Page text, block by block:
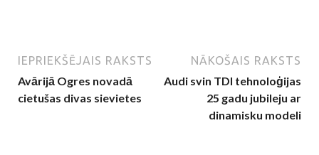
IEPRIEKŠĒJAIS RAKSTS
Avārijā Ogres novadā
cietušas divas sievietes
NĀKOŠAIS RAKSTS
Audi svin TDI tehnoloģijas
25 gadu jubileju ar
dinamisku modeli